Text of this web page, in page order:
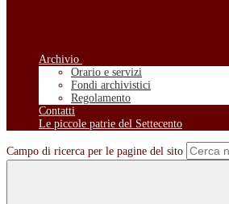
Archivio
Orario e servizi
Fondi archivistici
Regolamento
Contatti
Le piccole patrie del Settecento
Campo di ricerca per le pagine del sito